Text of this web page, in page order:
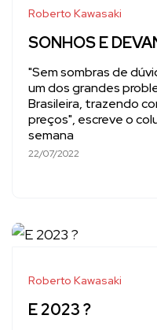
Roberto Kawasaki
SONHOS E
"Sem sombras de
um dos grandes
Brasileira, trazendo
preços", escreve o
semana
22/07/2022
Roberto Kawasaki
E 2023 ?